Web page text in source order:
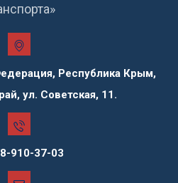
Республика Крым,
ул. Советская, 11.
910-37-03